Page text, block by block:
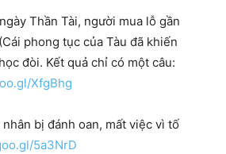
Thần Tài, người mua lỗ gần
phong tục của Tàu đã khiến
đòi. Kết quả chỉ có một câu:
XfgBhg
nhân bị đánh oan, mất việc vì tố
5a3NrD